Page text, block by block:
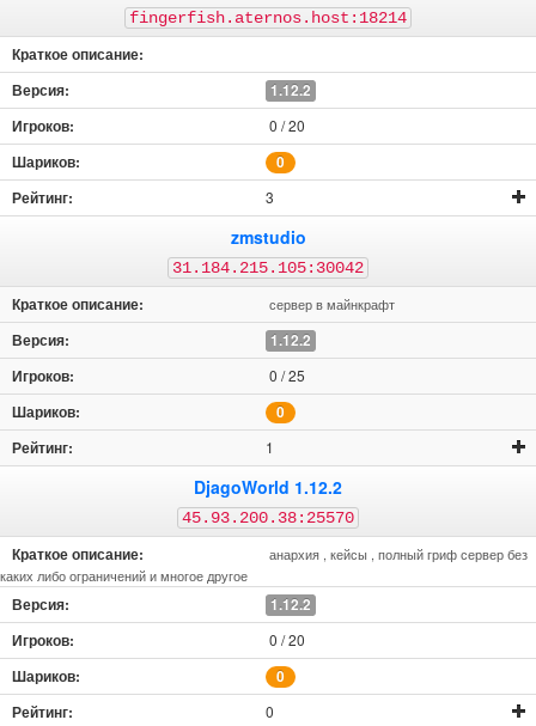
fingerfish.aternos.host:18214
1.12.2
0 / 20
0
3
zmstudio
31.184.215.105:30042
сервер в майнкрафт
1.12.2
0 / 25
0
1
DjagoWorld 1.12.2
45.93.200.38:25570
анархия , кейсы , полный гриф сервер без
каких либо ограничений и многое другое
1.12.2
0 / 20
0
0